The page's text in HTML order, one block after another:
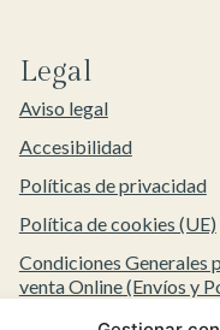
Legal
Aviso legal
Accesibilidad
Políticas de privacidad
Política de cookies (UE)
Condiciones Generales
venta Online (Envíos y